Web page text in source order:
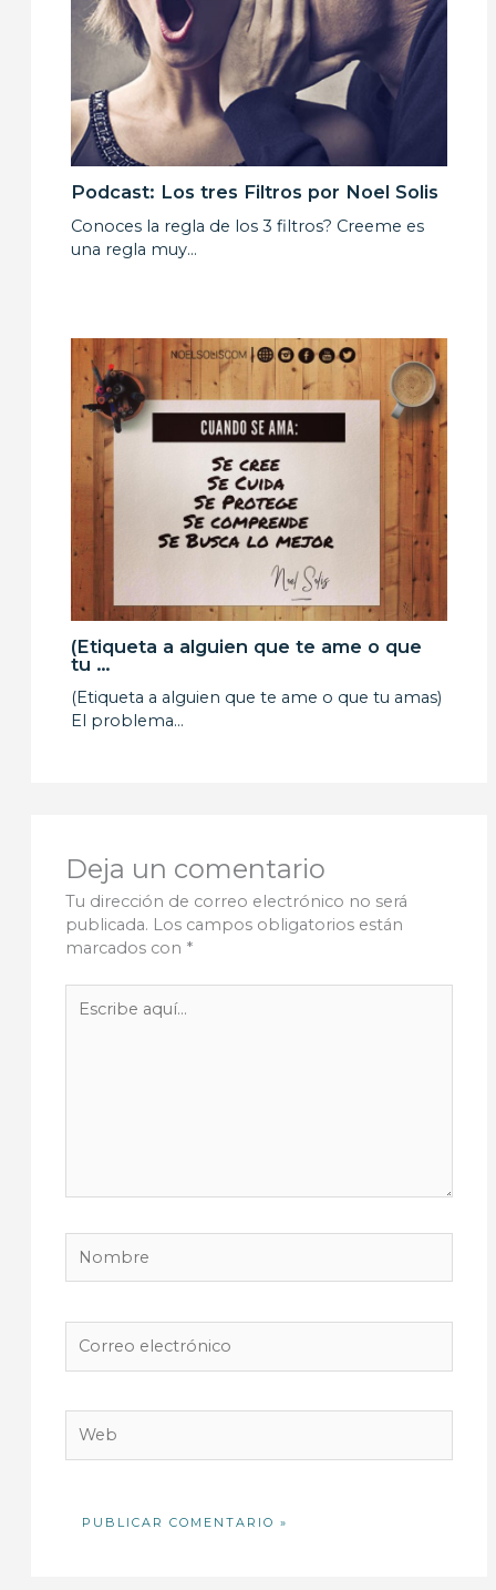
Podcast: Los tres Filtros por Noel Solis
Conoces la regla de los 3 filtros? Creeme es
una regla muy…
(Etiqueta a alguien que te ame o que
tu …
(Etiqueta a alguien que te ame o que tu amas)
El problema…
Deja un comentario
Tu dirección de correo electrónico no será
publicada. Los campos obligatorios están
marcados con *
aquí...
electrónico